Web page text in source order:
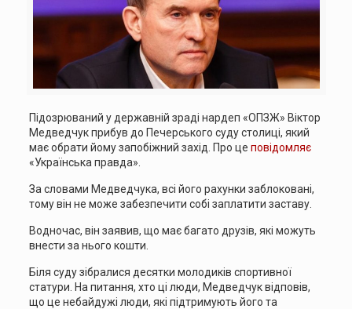
Підозрюваний у державній зраді нардеп «ОПЗЖ» Віктор
Медведчук прибув до Печерського суду столиці, який
має обрати йому запобіжний захід. Про цеповідомляє
«Українська правда».
За словами Медведчука, всі його рахунки заблоковані,
тому він не може забезпечити собі заплатити заставу.
Водночас, він заявив, що має багато друзів, які можуть
внести за нього кошти.
Біля суду зібралися десятки молодиків спортивної
статури. На питання, хто ці люди, Медведчук відповів,
що це небайдужі люди, які підтримують його та